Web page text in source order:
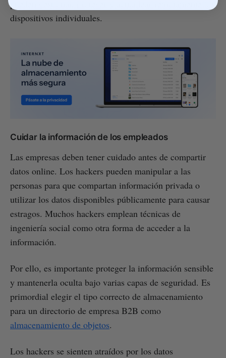
pueden gestionar, proteger y actualizar remotamente los
dispositivos individuales.
Cuidar la información de los empleados
Las empresas deben tener cuidado antes de compartir
datos online. Los hackers pueden manipular a las
personas para que compartan información privada o
utilizar los datos disponibles públicamente para causar
estragos. Muchos hackers emplean técnicas de
ingeniería social como otra forma de acceder a la
información.
Por ello, es importante proteger la información sensible
y mantenerla oculta bajo varias capas de seguridad. Es
primordial elegir el tipo correcto de almacenamiento
para un directorio de empresa B2B como
almacenamiento de objetos.
Los hackers se sienten atraídos por los datos